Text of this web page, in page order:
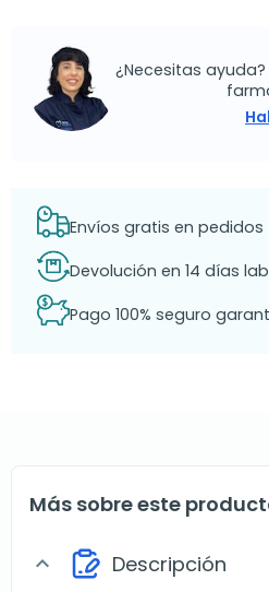
¿Necesitas
Envíos gratis en pedidos
Devolución en 14 días
Pago 100% seguro
Más sobre este
expand_more Descripción